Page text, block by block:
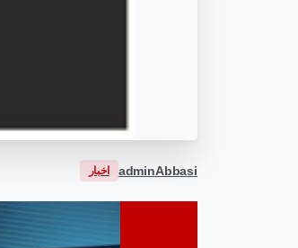
adminAbbasi اخبار